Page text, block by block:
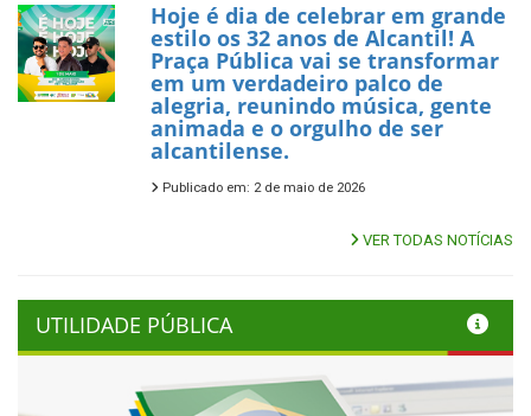
Hoje é dia de celebrar em grande
estilo os 32 anos de Alcantil! A
Praça Pública vai se transformar
em um verdadeiro palco de
alegria, reunindo música, gente
animada e o orgulho de ser
alcantilense.
Publicado em: 2 de maio de 2026
VER TODAS NOTÍCIAS
UTILIDADE PÚBLICA